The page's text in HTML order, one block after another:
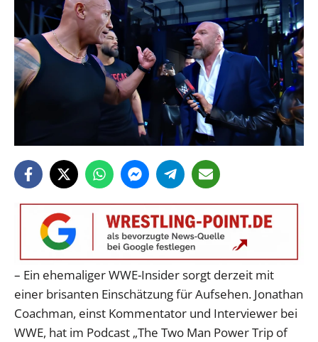
– Ein ehemaliger WWE-Insider sorgt derzeit mit
einer brisanten Einschätzung für Aufsehen. Jonathan
Coachman, einst Kommentator und Interviewer bei
WWE, hat im Podcast „The Two Man Power Trip of